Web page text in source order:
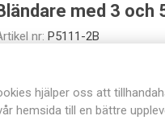
med 3 och
nr: P5111-2B
hjälper oss att
hemsida till en bättre